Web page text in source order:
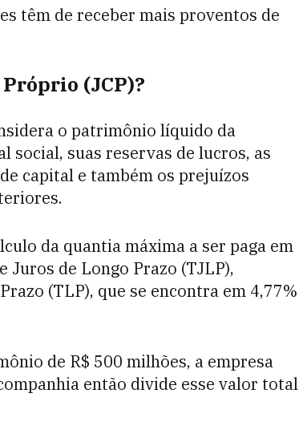
têm de receber mais proventos de
(JCP)?
o patrimônio líquido da
social, suas reservas de lucros, as
capital e também os prejuízos
da quantia máxima a ser paga em
Juros de Longo Prazo (TJLP),
(TLP), que se encontra em 4,77%
de R$ 500 milhões, a empresa
então divide esse valor total